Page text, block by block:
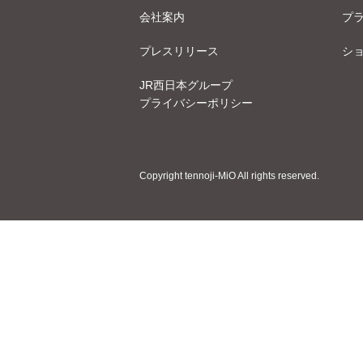
会社案内 プ
プレスリリース シ
JR西日本グループ
プライバシーポリシー
Copyright tennoji-MiO All rights reserved.